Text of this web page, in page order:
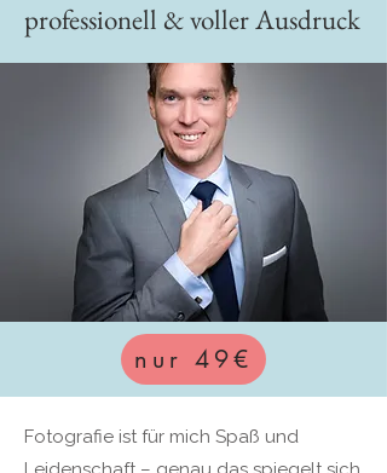
professionell & voller Ausdruck
nur 49€
Fotografie ist für mich Spaß und